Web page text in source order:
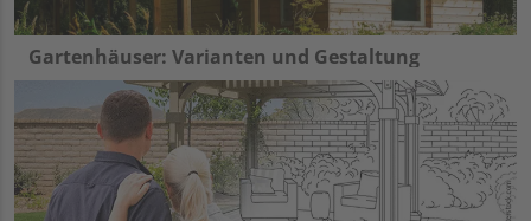
Gartenhäuser: Varianten und Gestaltung